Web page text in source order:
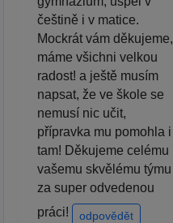
češtině i v matice.
Mockrát vám děkujeme,
máme všichni velkou
radost! a ještě musím
napsat, že ve škole se
nemusí nic učit,
přípravka mu pomohla i
tam! Děkujeme celému
vašemu skvělému týmu
za super odvedenou
práci!
odpovědět